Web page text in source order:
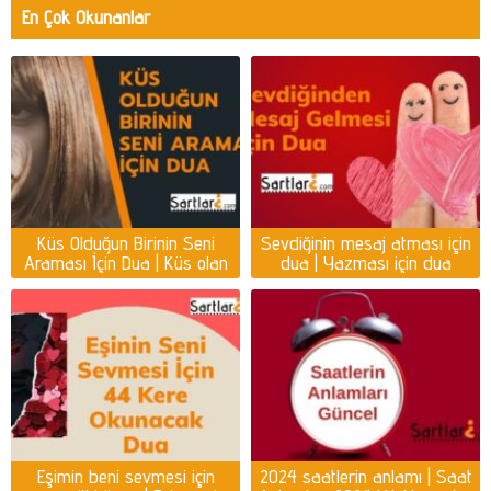
En Çok Okunanlar
Küs Olduğun Birinin Seni
Araması İçin Dua | Küs olan
kişiyi ayağına getirmek için
dua
Sevdiğinin mesaj atması için
dua | Yazması için dua
Eşimin beni sevmesi için
2024 saatlerin anlamı | Saat